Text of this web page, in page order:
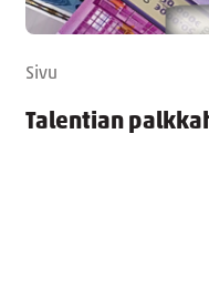
Sivu
Talentian